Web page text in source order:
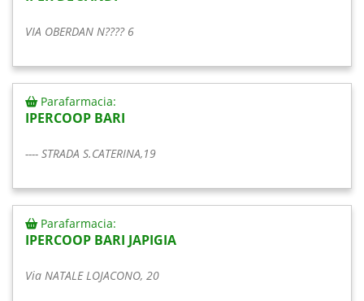
VIA OBERDAN N???? 6
Parafarmacia:
IPERCOOP BARI
---- STRADA S.CATERINA,19
Parafarmacia:
IPERCOOP BARI JAPIGIA
Via NATALE LOJACONO, 20